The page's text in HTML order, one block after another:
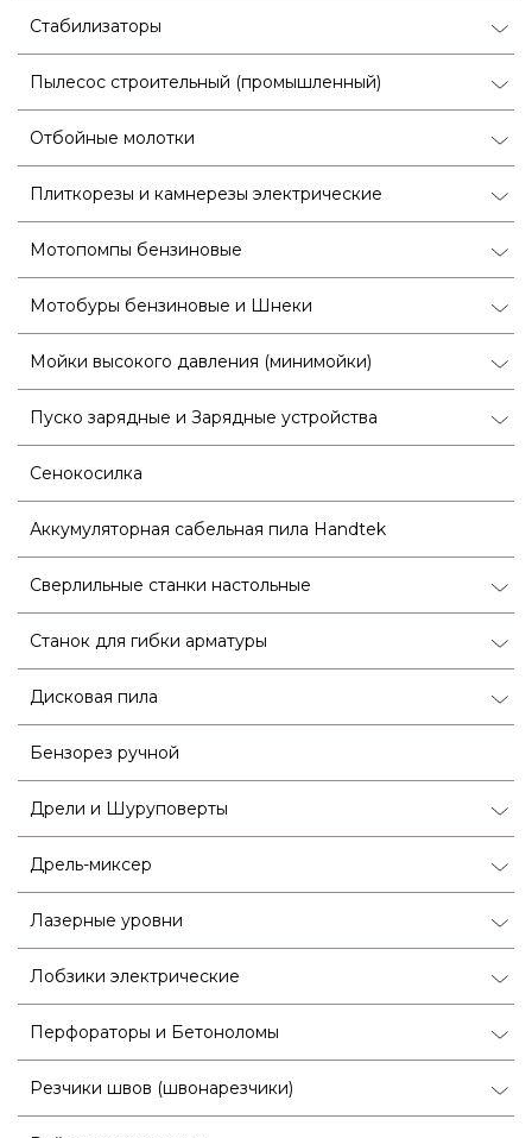
Стабилизаторы
Пылесос строительный (промышленный)
Отбойные молотки
Плиткорезы и камнерезы электрические
Мотопомпы бензиновые
Мотобуры бензиновые и Шнеки
Мойки высокого давления (минимойки)
Пуско зарядные и Зарядные устройства
Сенокосилка
Аккумуляторная сабельная пила Handtek
Сверлильные станки настольные
Станок для гибки арматуры
Дисковая пила
Бензорез ручной
Дрели и Шуруповерты
Дрель-миксер
Лазерные уровни
Лобзики электрические
Перфораторы и Бетоноломы
Резчики швов (швонарезчики)